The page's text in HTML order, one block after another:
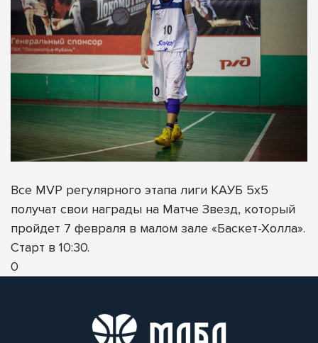
Все MVP регулярного этапа лиги КАУБ 5х5
получат свои награды на Матче Звезд, который
пройдет 7 февраля в малом зале «Баскет-Холла».
Старт в 10:30.
0